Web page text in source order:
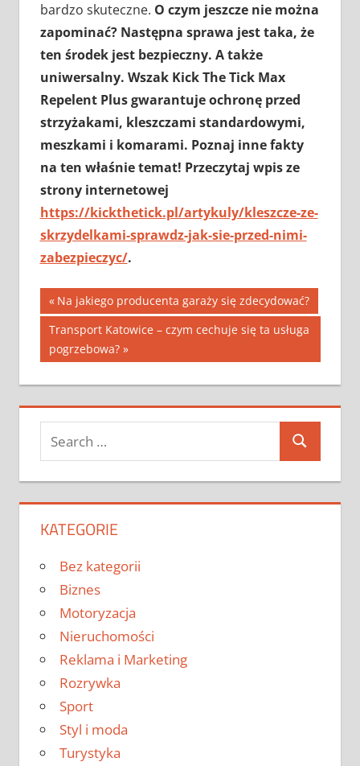
bardzo skuteczne. O czym jeszcze nie można
zapominać? Następna sprawa jest taka, że
ten środek jest bezpieczny. A także
uniwersalny. Wszak Kick The Tick Max
Repelent Plus gwarantuje ochronę przed
strzyżakami, kleszczami standardowymi,
meszkami i komarami. Poznaj inne fakty
na ten właśnie temat! Przeczytaj wpis ze
strony internetowej
https://kickthetick.pl/artykuly/kleszcze-ze-
skrzydelkami-sprawdz-jak-sie-przed-nimi-
zabezpieczyc/.
Nawigacja
wpisu
Previous
Post:
Na jakiego producenta garaży się zdecydować?
Next
Post:
Transport Katowice – czym cechuje się ta usługa
pogrzebowa?
Search
for:
Search
KATEGORIE
Bez kategorii
Biznes
Motoryzacja
Nieruchomości
Reklama i Marketing
Rozrywka
Sport
Styl i moda
Turystyka